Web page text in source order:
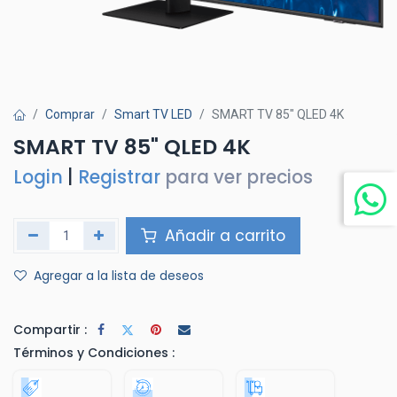
Comprar Smart TV LED SMART TV 85" QLED 4K
SMART TV 85" QLED 4K
Login Registrar para ver precios
Añadir a carrito
Agregar a la lista de deseos
Compartir :
Términos y Condiciones :